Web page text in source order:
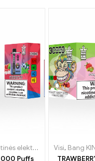
elektroninės
cigaretės Lietuva
Puffs
Visi, Bang